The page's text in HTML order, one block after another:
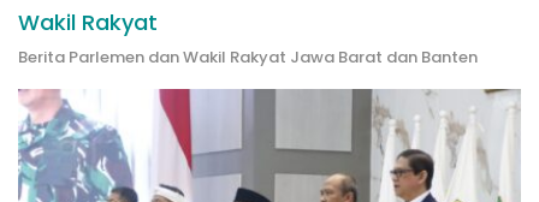
Wakil Rakyat
Berita Parlemen dan Wakil Rakyat Jawa Barat dan Banten